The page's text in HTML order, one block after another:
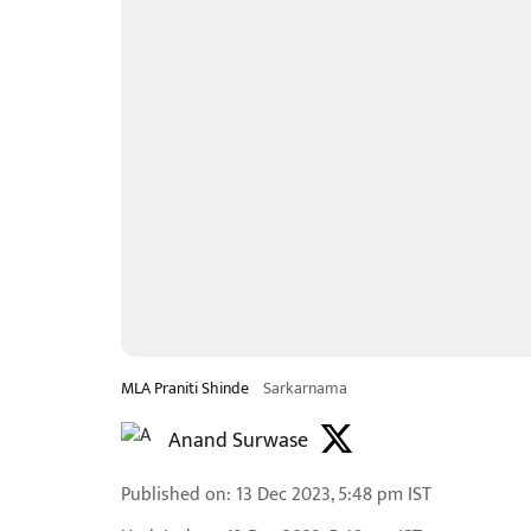
MLA Praniti Shinde Sarkarnama
Anand Surwase
Published on: 13 Dec 2023, 5:48 pm IST